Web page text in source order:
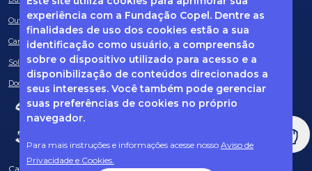
experiência com a Fundação Copel. Dentre as
finalidades de uso dos cookies estão a sua
identificação como usuário, a compreensão
sobre o dispositivo utilizado para acesso e a
disponibilização de conteúdos direcionados a
seus interesses. Você também pode gerenciar
suas preferências de cookies no próprio
navegador.
Para mais instruções e informações acesse nosso Aviso de
Privacidade e Cookies.
Ouvidoria
Canal de Denúncias
Solicitação de informações
Documentos obrigatórios
Caso tenha dúvidas sobre Privacidade de Dados e LGPD, entre em